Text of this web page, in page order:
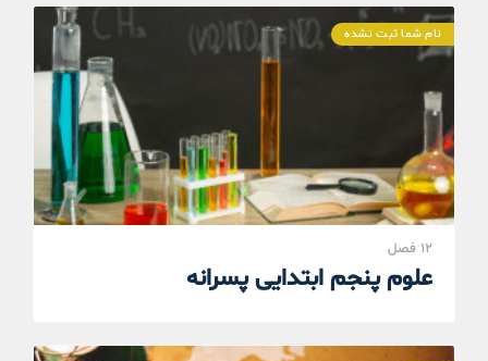
نام شما ثبت نشده
12 فصل
علوم پنجم ابتدایی پسرانه